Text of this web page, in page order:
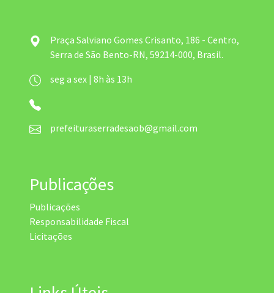
Praça Salviano Gomes Crisanto, 186 - Centro,
Serra de São Bento-RN, 59214-000, Brasil.
seg a sex | 8h às 13h
prefeituraserradesaob@gmail.com
Publicações
Publicações
Responsabilidade Fiscal
Licitações